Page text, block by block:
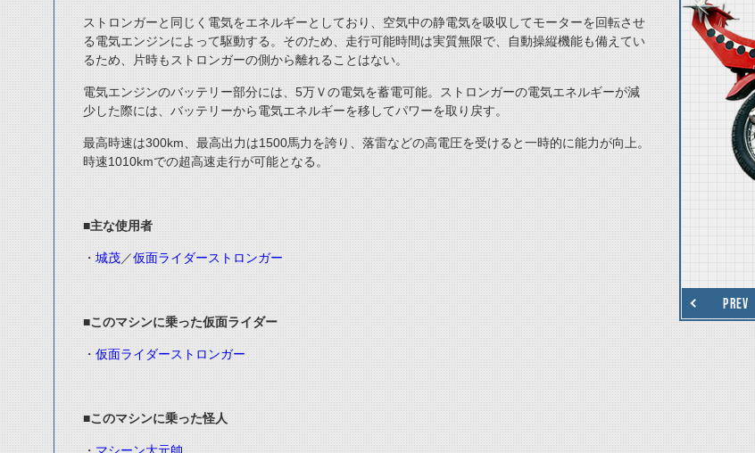
ストロンガーと同じく電気をエネルギーとしており、空気中の静電気を吸収してモーターを回転させ
る電気エンジンによって駆動する。そのため、走行可能時間は実質無限で、自動操縦機能も備えてい
るため、片時もストロンガーの側から離れることはない。
電気エンジンのバッテリー部分には、5万Ｖの電気を蓄電可能。ストロンガーの電気エネルギーが減
少した際には、バッテリーから電気エネルギーを移してパワーを取り戻す。
最高時速は300km、最高出力は1500馬力を誇り、落雷などの高電圧を受けると一時的に能力が向上。
時速1010kmでの超高速走行が可能となる。
■主な使用者
・ 城茂／仮面ライダーストロンガー
■このマシンに乗った仮面ライダー
・ 仮面ライダーストロンガー
■このマシンに乗った怪人
PREV
thumbnail Prev